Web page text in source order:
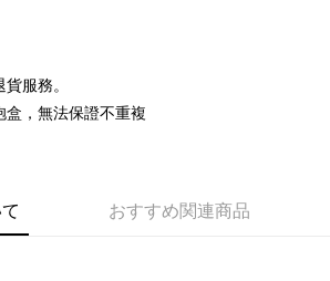
服務。
，無法保證不重複
おすすめ関連商品